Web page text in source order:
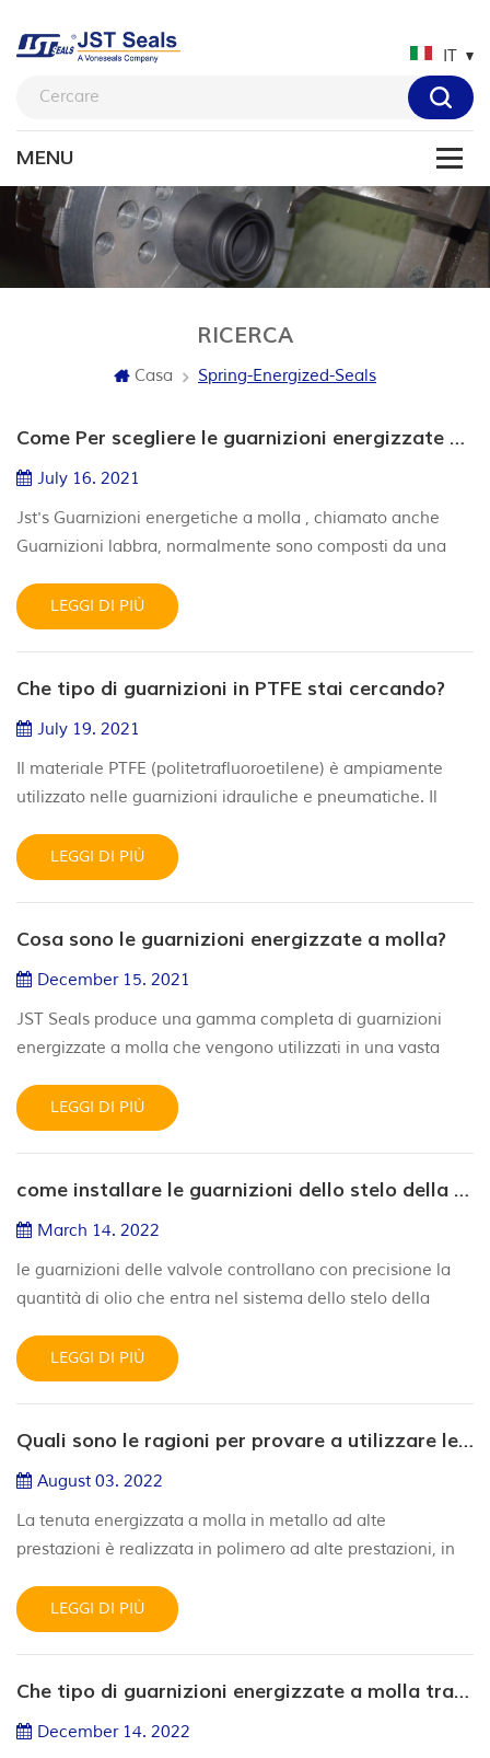
IT
RICERCA
Casa Spring-Energized-Seals
Come Per scegliere le guarnizioni energizzate a molla Materiali?
July 16. 2021
Jst's Guarnizioni energetiche a molla , chiamato anche
Guarnizioni labbra, normalmente sono composti da una
sono disponibili per canna, pistoni e applicazioni rotanti e
possono essere fabbricate in una varietà di materiali
nostro Le guarnizioni possono essere fatte di diverse PTFE
Materia...
LEGGI DI PIÙ
Che tipo di guarnizioni in PTFE stai cercando?
July 19. 2021
Il materiale PTFE (politetrafluoroetilene) è ampiamente
utilizzato nelle guarnizioni idrauliche e pneumatiche. Il
300 ℃ , ha una buona resistenza all'invecchiamento e un
basso coefficiente di attrito. Le guarnizioni in PTFE
resistere ad applicazioni ad alta pressione e prolungare la
dur...
LEGGI DI PIÙ
Cosa sono le guarnizioni energizzate a molla?
December 15. 2021
JST Seals produce una gamma completa di guarnizioni
energizzate a molla che vengono utilizzati in una vasta
sono normalmente costituite da un rivestimento in
polimero lavorato a macchina e da un energizzatore a
diversi materiali, dal PTFE vergine o PTFE con cariche, ai
profili di tenuta...
LEGGI DI PIÙ
come installare le guarnizioni dello stelo della valvola?
March 14. 2022
le guarnizioni delle valvole controllano con precisione la
quantità di olio che entra nel sistema dello stelo della
mantenere i livelli di compressione del motore. avendo un
guarnizione stelo valvola che funzioni correttamente in
denaro eliminando la necessità di lunghe riparazioni e
sostituzioni d...
LEGGI DI PIÙ
Quali sono le ragioni per provare a utilizzare le guarnizioni energizzate a molla metallica nelle applicazioni dei semiconduttori?
August 03. 2022
La tenuta energizzata a molla in metallo ad alte
prestazioni è realizzata in polimero ad alte prestazioni, in
rotatorio, della limitazione della resistenza all'attrito, del
cambiamento del piano lungo la superficie di tenuta e
progettate per temperature estremamente basse che
vanno da -27...
LEGGI DI PIÙ
Che tipo di guarnizioni energizzate a molla trasportate da JST?
December 14. 2022